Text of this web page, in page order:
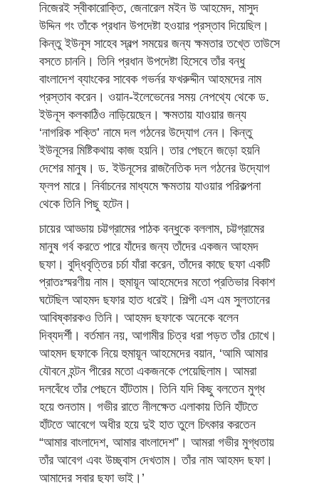
নিজেরই স্বীকারোক্তি, জেনারেল মইন উ আহমেদ, মাসুদ
উদ্দিন গং তাঁকে প্রধান উপদেষ্টা হওয়ার প্রস্তাব দিয়েছিল।
কিন্তু ইউনূস সাহেব স্বল্প সময়ের জন্য ক্ষমতার তখ্তে তাউসে
বসতে চাননি। তিনি প্রধান উপদেষ্টা হিসেবে তাঁর বন্ধু
বাংলাদেশ ব্যাংকের সাবেক গভর্নর ফখরুদ্দীন আহমদের নাম
প্রস্তাব করেন। ওয়ান-ইলেভেনের সময় নেপথ্যে থেকে ড.
ইউনূস কলকাঠিও নাড়িয়েছেন। ক্ষমতায় যাওয়ার জন্য
‘নাগরিক শক্তি’ নামে দল গঠনের উদ্যোগ নেন। কিন্তু
ইউনূসের মিষ্টিকথায় কাজ হয়নি। তার পেছনে জড়ো হয়নি
দেশের মানুষ। ড. ইউনূসের রাজনৈতিক দল গঠনের উদ্যোগ
ফ্লপ মারে। নির্বাচনের মাধ্যমে ক্ষমতায় যাওয়ার পরিকল্পনা
থেকে তিনি পিছু হটেন।
চায়ের আড্ডায় চট্টগ্রামের পাঠক বন্ধুকে বললাম, চট্টগ্রামের
মানুষ গর্ব করতে পারে যাঁদের জন্য তাঁদের একজন আহমদ
ছফা। বুদ্ধিবৃত্তির চর্চা যাঁরা করেন, তাঁদের কাছে ছফা একটি
প্রাতঃস্মরণীয় নাম। হুমায়ূন আহমেদের মতো প্রতিভার বিকাশ
ঘটেছিল আহমদ ছফার হাত ধরেই। শিল্পী এস এম সুলতানের
আবিষ্কারকও তিনি। আহমদ ছফাকে অনেকে বলেন
দিব্যদর্শী। বর্তমান নয়, আগামীর চিত্র ধরা পড়ত তাঁর চোখে।
আহমদ ছফাকে নিয়ে হুমায়ূন আহমেদের বয়ান, ‘আমি আমার
যৌবনে হন্টন পীরের মতো একজনকে পেয়েছিলাম। আমরা
দলবেঁধে তাঁর পেছনে হাঁটতাম। তিনি যদি কিছু বলতেন মুগ্ধ
হয়ে শুনতাম। গভীর রাতে নীলক্ষেত এলাকায় তিনি হাঁটতে
হাঁটতে আবেগে অধীর হয়ে দুই হাত তুলে চিৎকার করতেন
“আমার বাংলাদেশ, আমার বাংলাদেশ”। আমরা গভীর মুগ্ধতায়
তাঁর আবেগ এবং উচ্ছ্বাস দেখতাম। তাঁর নাম আহমদ ছফা।
আমাদের সবার ছফা ভাই।’